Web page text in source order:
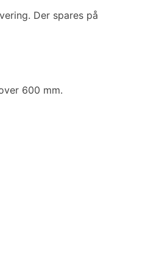
Der spares på
600 mm.